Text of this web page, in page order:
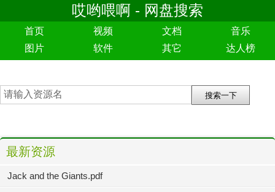
哎哟喂啊 - 网盘搜索
首页 视频 文档
音乐
图片
软件 其它 达人榜
最新资源
Jack and the Giants.pdf